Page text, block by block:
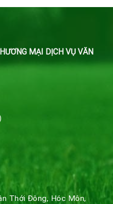
MẠI DỊCH VỤ VĂN
Thới Đông, Hóc Môn,